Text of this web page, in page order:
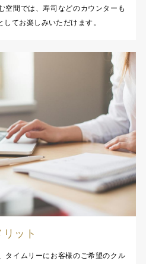
空間では、寿司などのカウンターも
てお楽しみいただけます。
ット
タイムリーにお客様のご希望のクル